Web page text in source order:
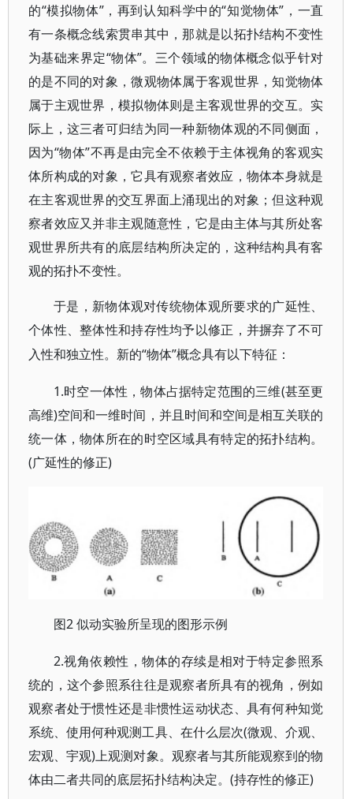
的“模拟物体”，再到认知科学中的“知觉物体”，一直
有一条概念线索贯串其中，那就是以拓扑结构不变性
为基础来界定“物体”。三个领域的物体概念似乎针对
的是不同的对象，微观物体属于客观世界，知觉物体
属于主观世界，模拟物体则是主客观世界的交互。实
际上，这三者可归结为同一种新物体观的不同侧面，
因为“物体”不再是由完全不依赖于主体视角的客观实
体所构成的对象，它具有观察者效应，物体本身就是
在主客观世界的交互界面上涌现出的对象；但这种观
察者效应又并非主观随意性，它是由主体与其所处客
观世界所共有的底层结构所决定的，这种结构具有客
观的拓扑不变性。
于是，新物体观对传统物体观所要求的广延性、
个体性、整体性和持存性均予以修正，并摒弃了不可
入性和独立性。新的“物体”概念具有以下特征：
1.时空一体性，物体占据特定范围的三维(甚至更
高维)空间和一维时间，并且时间和空间是相互关联的
统一体，物体所在的时空区域具有特定的拓扑结构。
(广延性的修正)
图2 似动实验所呈现的图形示例
2.视角依赖性，物体的存续是相对于特定参照系
统的，这个参照系往往是观察者所具有的视角，例如
观察者处于惯性还是非惯性运动状态、具有何种知觉
系统、使用何种观测工具、在什么层次(微观、介观、
宏观、宇观)上观测对象。观察者与其所能观察到的物
体由二者共同的底层拓扑结构决定。(持存性的修正)